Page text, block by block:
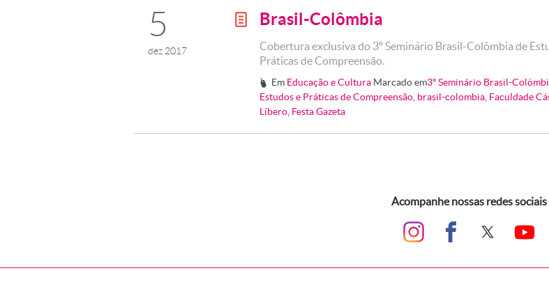
5
dez 2017
g Brasil-Colômbia
Cobertura exclusiva do 3º Seminário Brasil-Colômbia de
Práticas de Compreensão.
# Em Educação e Cultura Marcado em3º Seminário Brasil-
Estudos e Práticas de Compreensão brasil-colombia Faculdade
Líbero Festa Gazeta
Acompanhe nossas redes sociais